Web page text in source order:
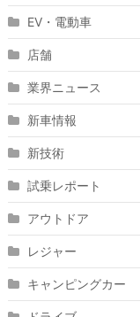
EV・電動車
店舗
業界ニュース
新車情報
新技術
試乗レポート
アウトドア
レジャー
キャンピングカー